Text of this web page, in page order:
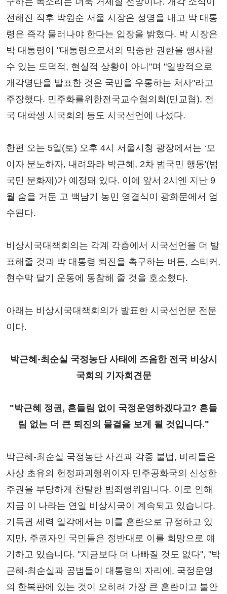
전해진 직후 박원순 서울 시장은 성명을 내고 박 대통
령은 즉각 물러나야 한다는 입장을 밝혔다. 박 시장은
박 대통령이 "대통령으로서의 막중한 권한을 행사할
수 있는 도덕적, 현실적 상황이 아니"며 "일방적으로
개각명단을 발표한 것은 국민을 우롱하는 처사"라고
주장했다. 민주화를위한전국교수협의회(민교협), 전
국 대학생 시국회의 등도 시국선언에 나섰다.
한편 오는 5일(토) 오후 4시 서울시청 광장에서는 ‘모
이자 분노하자, 내려와라 박근혜, 2차 범국민 행동'(범
국민 문화제)가 예정돼 있다. 이에 앞서 2시엔 지난 9
월 숨을 거둔 고 백남기 농민 영결식이 광화문에서 엄
수된다.
비상시국대책회의는 각계 각층에서 시국선언을 더 발
표해줄 것과 박 대통령 퇴진을 촉구하는 버튼, 스티커,
현수막 달기 운동에 동참해 줄 것을 호소했다.
아래는 비상시국대책회의가 발표한 시국선언문 전문
이다.
박근혜-최순실 국정농단 사태에 즈음한 전국 비상시
국회의 기자회견문
"박근혜 정권, 흔들림 없이 국정운영하겠다고? 흔들
림 없는 더 큰 퇴진의 물결을 보게 될 것입니다."
박근혜-최순실 국정농단 사건과 각종 불법, 비리들은
사상 초유의 헌정파괴행위이자 민주공화국의 신성한
주권을 부당하게 찬탈한 범죄행위입니다. 이로 인해
지금 이 나라는 연일 비상시국이 계속되고 있습니다.
기득권 세력 일각에서는 이를 혼란으로 규정하고 있
지만, 주권자인 국민들은 정반대로 이를 희망으로 얘
기하고 있습니다. "지금보다 더 나빠질 것도 없다", "박
근혜-최순실과 공범들이 대통령의 자리에, 국정운영
의 한복판에 있는 것이 오히려 가장 큰 혼란이고 불안